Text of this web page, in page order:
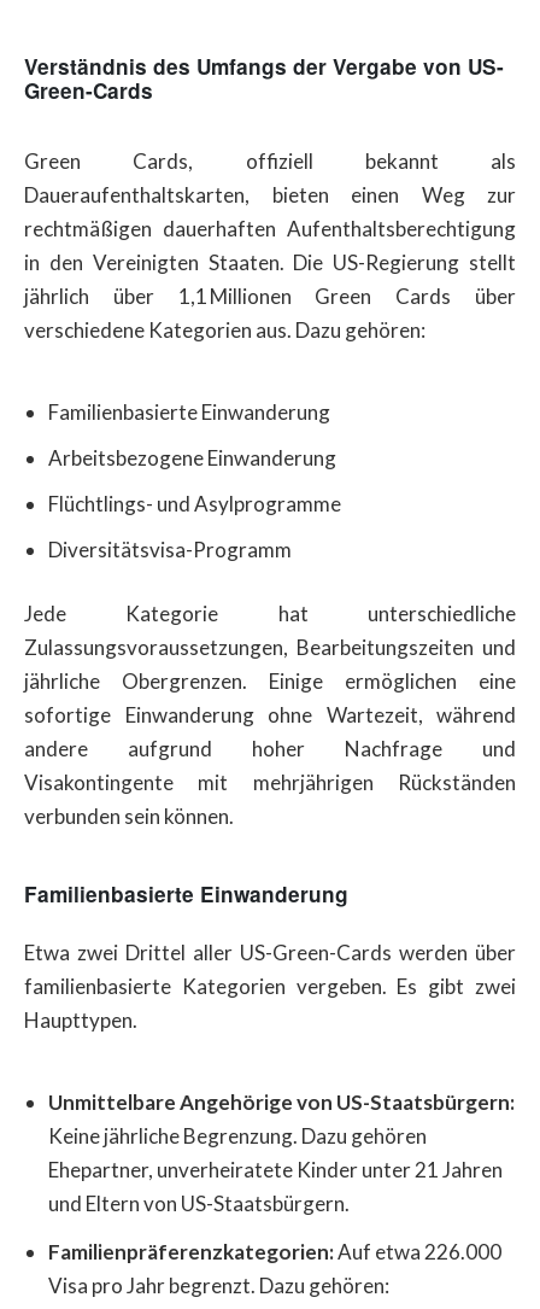
Verständnis des Umfangs der Vergabe von US-
Green-Cards
Green Cards, offiziell bekannt als
Daueraufenthaltskarten, bieten einen Weg zur
rechtmäßigen dauerhaften Aufenthaltsberechtigung
in den Vereinigten Staaten. Die US-Regierung stellt
jährlich über 1,1 Millionen Green Cards über
verschiedene Kategorien aus. Dazu gehören:
Familienbasierte Einwanderung
Arbeitsbezogene Einwanderung
Flüchtlings- und Asylprogramme
Diversitätsvisa-Programm
Jede Kategorie hat unterschiedliche
Zulassungsvoraussetzungen, Bearbeitungszeiten und
jährliche Obergrenzen. Einige ermöglichen eine
sofortige Einwanderung ohne Wartezeit, während
andere aufgrund hoher Nachfrage und
Visakontingente mit mehrjährigen Rückständen
verbunden sein können.
Familienbasierte Einwanderung
Etwa zwei Drittel aller US-Green-Cards werden über
familienbasierte Kategorien vergeben. Es gibt zwei
Haupttypen.
Unmittelbare Angehörige von US-Staatsbürgern:
Keine jährliche Begrenzung. Dazu gehören
Ehepartner, unverheiratete Kinder unter 21 Jahren
und Eltern von US-Staatsbürgern.
Familienpräferenzkategorien:Auf etwa 226.000
Visa pro Jahr begrenzt. Dazu gehören: